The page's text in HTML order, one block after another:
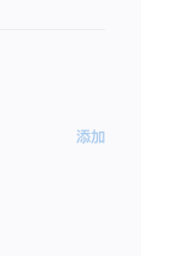
添加